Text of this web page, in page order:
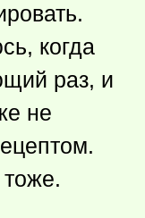
когда
раз, и
не